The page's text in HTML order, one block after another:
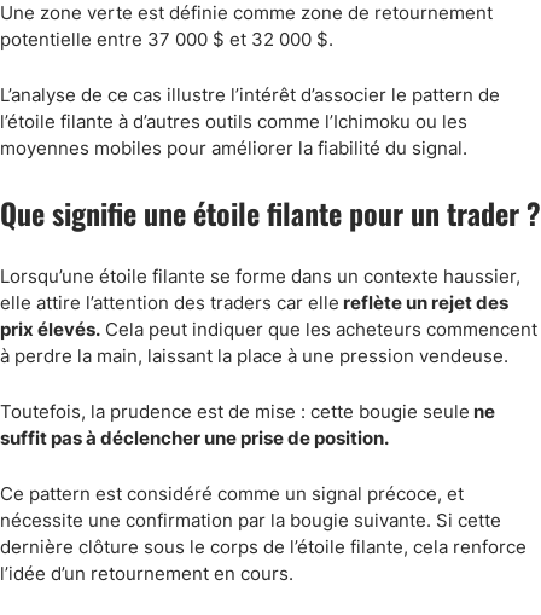
Une zone verte est définie comme zone de retournement
potentielle entre 37 000 $ et 32 000 $.
L’analyse de ce cas illustre l’intérêt d’associer le pattern de
l’étoile filante à d’autres outils comme l’Ichimoku ou les
moyennes mobiles pour améliorer la fiabilité du signal.
Que signifie une étoile filante pour un trader ?
Lorsqu’une étoile filante se forme dans un contexte haussier,
elle attire l’attention des traders car elle reflète un rejet des
prix élevés. Cela peut indiquer que les acheteurs commencent
à perdre la main, laissant la place à une pression vendeuse.
Toutefois, la prudence est de mise : cette bougie seule ne
suffit pas à déclencher une prise de position.
Ce pattern est considéré comme un signal précoce, et
nécessite une confirmation par la bougie suivante. Si cette
dernière clôture sous le corps de l’étoile filante, cela renforce
l’idée d’un retournement en cours.